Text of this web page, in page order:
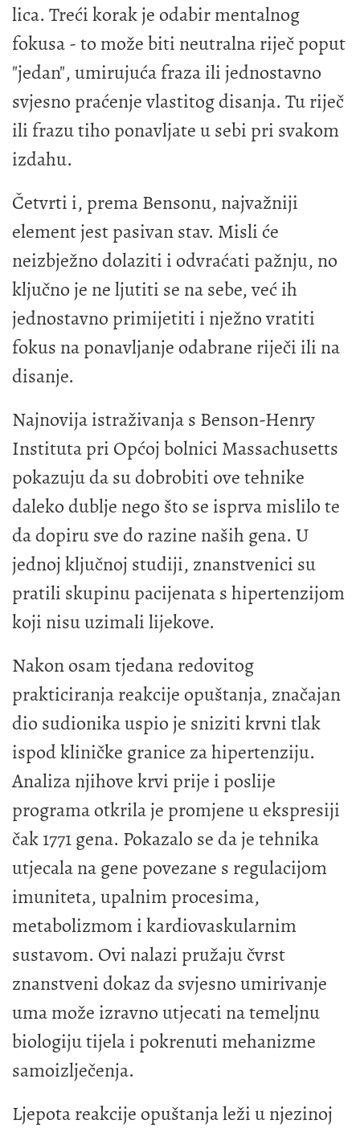
lica. Treći korak je odabir mentalnog
fokusa - to može biti neutralna riječ poput
"jedan", umirujuća fraza ili jednostavno
svjesno praćenje vlastitog disanja. Tu riječ
ili frazu tiho ponavljate u sebi pri svakom
izdahu.
Četvrti i, prema Bensonu, najvažniji
element jest pasivan stav. Misli će
neizbježno dolaziti i odvraćati pažnju, no
ključno je ne ljutiti se na sebe, već ih
jednostavno primijetiti i nježno vratiti
fokus na ponavljanje odabrane riječi ili na
disanje.
Najnovija istraživanja s Benson-Henry
Instituta pri Općoj bolnici Massachusetts
pokazuju da su dobrobiti ove tehnike
daleko dublje nego što se isprva mislilo te
da dopiru sve do razine naših gena. U
jednoj ključnoj studiji, znanstvenici su
pratili skupinu pacijenata s hipertenzijom
koji nisu uzimali lijekove.
Nakon osam tjedana redovitog
prakticiranja reakcije opuštanja, značajan
dio sudionika uspio je sniziti krvni tlak
ispod kliničke granice za hipertenziju.
Analiza njihove krvi prije i poslije
programa otkrila je promjene u ekspresiji
čak 1771 gena. Pokazalo se da je tehnika
utjecala na gene povezane s regulacijom
imuniteta, upalnim procesima,
metabolizmom i kardiovaskularnim
sustavom. Ovi nalazi pružaju čvrst
znanstveni dokaz da svjesno umirivanje
uma može izravno utjecati na temeljnu
biologiju tijela i pokrenuti mehanizme
samoizlječenja.
Ljepota reakcije opuštanja leži u njezinoj